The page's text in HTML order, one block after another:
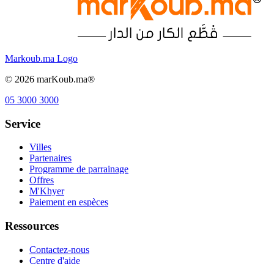
Markoub.ma Logo
© 2026 marKoub.ma®
05 3000 3000
Service
Villes
Partenaires
Programme de parrainage
Offres
M'Khyer
Paiement en espèces
Ressources
Contactez-nous
Centre d'aide